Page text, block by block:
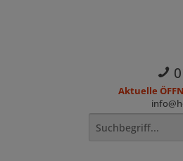
Aktuelle